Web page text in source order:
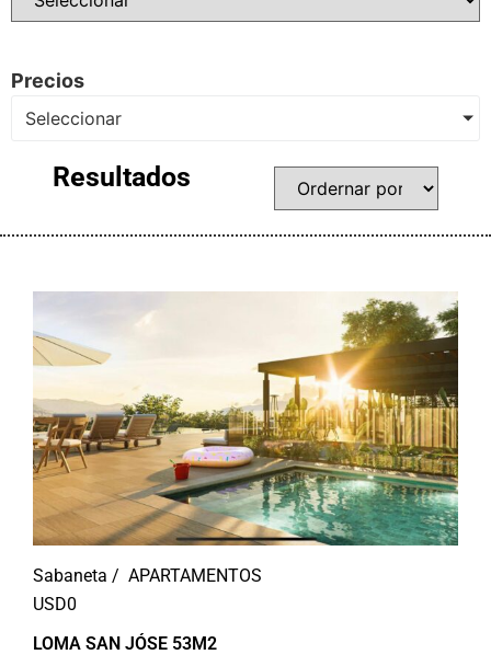
Precios
Seleccionar
Resultados
Sabaneta / APARTAMENTOS
USD0
LOMA SAN JÓSE 53M2